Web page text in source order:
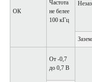
ОК
Частота
не белее
100 кГц
От -0,7
до 0,7 В